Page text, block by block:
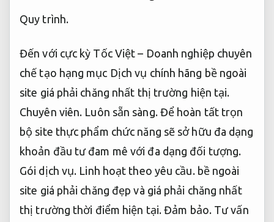
Quy trình.
Đến với cực kỳ Tốc Việt – Doanh nghiệp chuyên
chế tạo hạng mục Dịch vụ chính hãng bề ngoài
site giá phải chăng nhất thị trường hiện tại.
Chuyên viên. Luôn sẵn sàng. Để hoàn tất trọn
bộ site thực phẩm chức năng sẽ sở hữu đa dạng
khoản đầu tư đam mê với đa dạng đối tượng.
Gói dịch vụ. Linh hoạt theo yêu cầu. bề ngoài
site giá phải chăng đẹp và giá phải chăng nhất
thị trường thời điểm hiện tại.Đảm bảo. Tư vấn